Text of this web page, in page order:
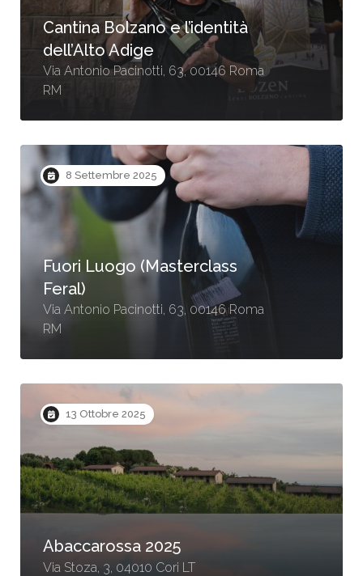
Cantina Bolzano e l’identità
dell’Alto Adige
Via Antonio Pacinotti, 63, 00146 Roma
RM
8 Settembre 2025
Fuori Luogo (Masterclass
Feral)
Via Antonio Pacinotti, 63, 00146 Roma
RM
13 Ottobre 2025
Abaccarossa 2025
Via Stoza, 3, 04010 Cori LT